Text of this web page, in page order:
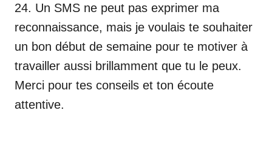
24. Un SMS ne peut pas exprimer ma
reconnaissance, mais je voulais te souhaiter
un bon début de semaine pour te motiver à
travailler aussi brillamment que tu le peux.
Merci pour tes conseils et ton écoute
attentive.